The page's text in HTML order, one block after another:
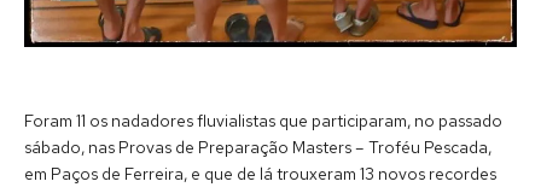
Foram 11 os nadadores fluvialistas que participaram, no passado
sábado, nas Provas de Preparação Masters – Troféu Pescada,
em Paços de Ferreira, e que de lá trouxeram 13 novos recordes